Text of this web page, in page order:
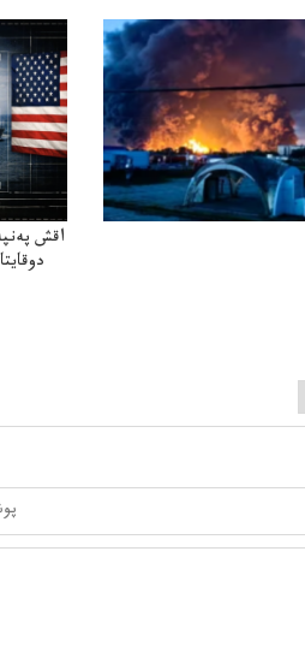
اقش